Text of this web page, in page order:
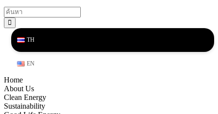
TH
EN
Home
About Us
Clean Energy
Sustainability